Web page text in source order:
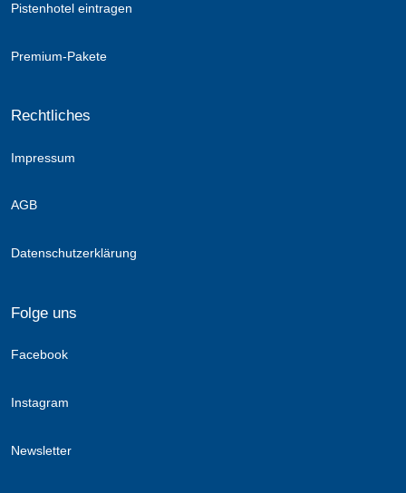
Pistenhotel eintragen
Premium-Pakete
Rechtliches
Impressum
AGB
Datenschutzerklärung
Folge uns
Facebook
Instagram
Newsletter